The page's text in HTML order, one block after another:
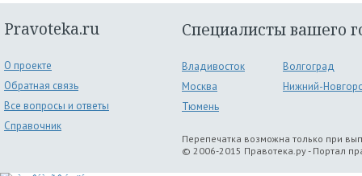
Pravoteka.ru
О проекте
Обратная связь
Все вопросы и ответы
Справочник
Специалисты вашего
Владивосток
Волгоград
Москва
Нижний-
Тюмень
Перепечатка возможна только при
© 2006-2015 Правотека.ру - Портал